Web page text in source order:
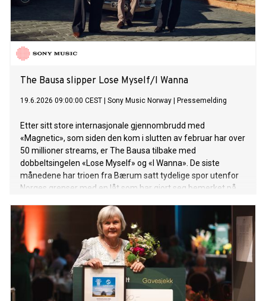
The Bausa slipper Lose Myself/I Wanna
19.6.2026 09:00:00 CEST Sony Music Norway Pressemelding
Etter sitt store internasjonale gjennombrudd med
«Magnetic», som siden den kom i slutten av februar har over
50 millioner streams, er The Bausa tilbake med
dobbeltsingelen «Lose Myself» og «I Wanna». De siste
månedene har trioen fra Bærum satt tydelige spor utenfor
Norges grenser med en låt som har gjort seg bemerket på